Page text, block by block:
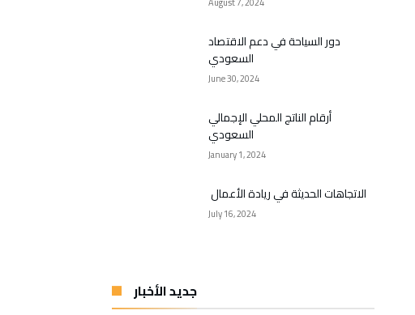
دور السياحة في دعم الاقتصاد
السعودي
June 30, 2024
أرقام الناتج المحلي الإجمالي
السعودي
January 1, 2024
الاتجاهات الحديثة في ريادة الأعمال
July 16, 2024
جديد الأخبار